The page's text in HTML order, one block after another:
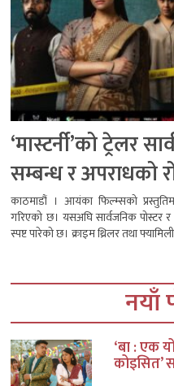
‘मास्टर्नी’को ट्रेलर
सम्बन्ध र अपराधको
काठमाडौं । आयंका फिल्म्सको
गरिएको छ। यसअघि सार्वजनिक
स्पष्ट पारेको छ। क्राइम थ्रिलर तथा
नयाँ
‘बा : एक
कोइसित’